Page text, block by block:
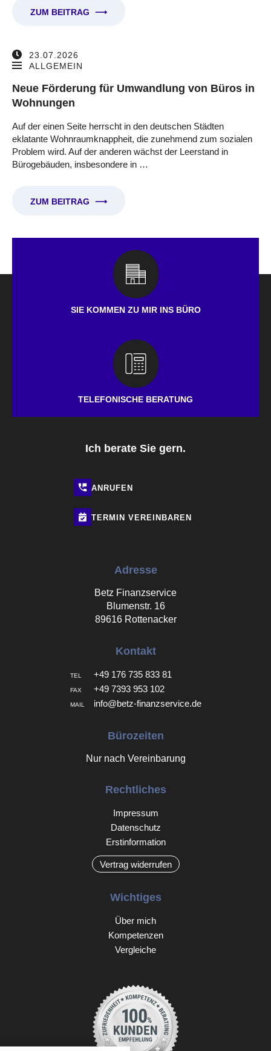
ZUM BEITRAG ⟶
23.07.2026
ALLGEMEIN
Neue Förderung für Umwandlung von Büros in
Wohnungen
Auf der einen Seite herrscht in den deutschen Städten
eklatante Wohnraumknappheit, die zunehmend zum sozialen
Problem wird. Auf der anderen wächst der Leerstand in
Bürogebäuden, insbesondere in …
ZUM BEITRAG ⟶
SIE KOMMEN ZU MIR INS BÜRO
TELEFONISCHE BERATUNG
Ich berate Sie gern.
ANRUFEN
TERMIN VEREINBAREN
Adresse
Betz Finanzservice
Blumenstr. 16
89616 Rottenacker
Kontakt
TEL +49 176 735 833 81
FAX +49 7393 953 102
MAIL info@betz-finanzservice.de
Bürozeiten
Nur nach Vereinbarung
Rechtliches
Impressum
Datenschutz
Erstinformation
Vertrag widerrufen
Wichtiges
Über mich
Kompetenzen
Vergleiche